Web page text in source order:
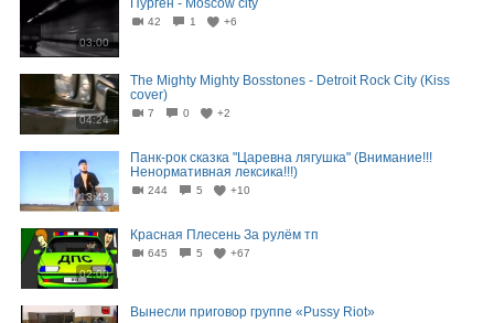
03:00
Пурген - Moscow city
42 1 +6
04:24
The Mighty Mighty Bosstones - Detroit Rock City (Kiss
cover)
7 0 +2
13:43
Панк-рок сказка "Царевна лягушка" (Внимание!!!
Ненормативная лексика!!!)
244 5 +10
02:00
Красная Плесень За рулём тп
645 5 +67
Вынесли приговор группе «Pussy Riot»